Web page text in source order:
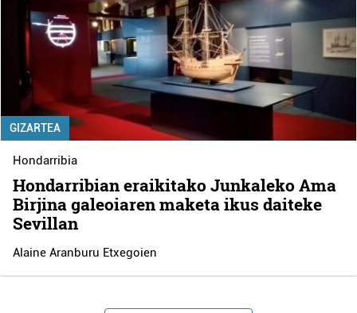
GIZARTEA
Hondarribia
Hondarribian eraikitako Junkaleko Ama
Birjina galeoiaren maketa ikus daiteke
Sevillan
Alaine Aranburu Etxegoien